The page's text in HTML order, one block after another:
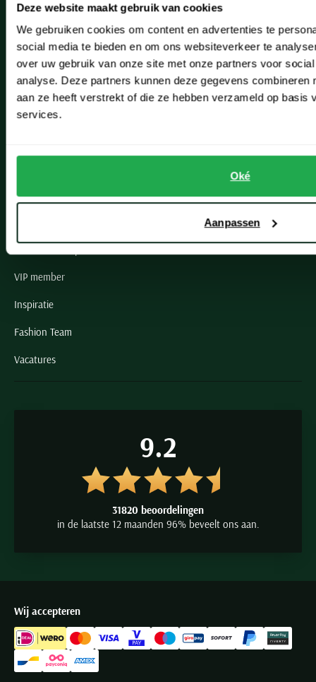
Deze website maakt gebruik van cookies
We gebruiken cookies om content en advertenties te
social media te bieden en om ons websiteverkeer te
over uw gebruik van onze site met onze partners voor
analyse. Deze partners kunnen deze gegevens combineren
aan ze heeft verstrekt of die ze hebben verzameld op basis
services.
Oké
Aanpassen
Hillegom
Leiderdorp
Lisse
Noordwijk
VIP member
Inspiratie
Fashion Team
Vacatures
9.2
31820 beoordelingen
in de laatste 12 maanden 96% beveelt ons aan.
Wij accepteren